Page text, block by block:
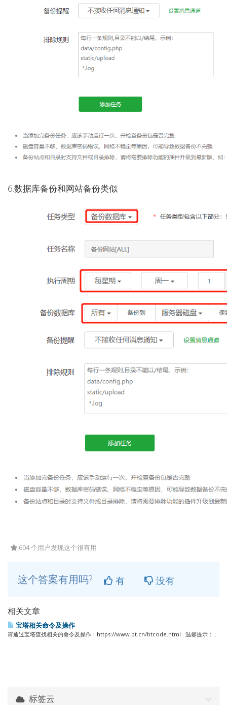
6.数据库备份和网站备份类似
604 个用户发现这个很有用
这个答案有用吗? 有 没有
相关文章
宝塔相关命令及操作
请通过宝塔查找相关的命令及操作：https://www.bt.cn/btcode.html 温馨提示：...
标签云